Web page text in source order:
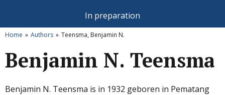
In preparation
Home Authors Teensma, Benjamin N.
Benjamin N. Teensma
Benjamin N. Teensma is in 1932 geboren in Pematang